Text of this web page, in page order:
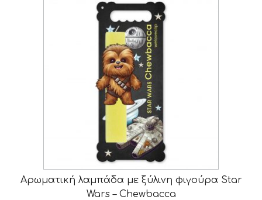
Αρωματική λαμπάδα με ξύλινη φιγούρα Star
Wars – Chewbacca